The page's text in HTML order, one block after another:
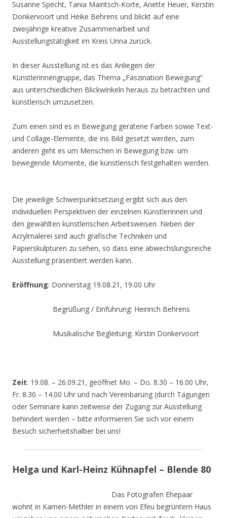
Susanne Specht, Tania Mairitsch-Korte, Anette Heuer, Kerstin
Donkervoort und Heike Behrens und blickt auf eine
zweijährige kreative Zusammenarbeit und
Ausstellungstätigkeit im Kreis Unna zurück.
In dieser Ausstellung ist es das Anliegen der
Künstlerinnengruppe, das Thema „Faszination Bewegung“
aus unterschiedlichen Blickwinkeln heraus zu betrachten und
künstlerisch umzusetzen.
Zum einen sind es in Bewegung geratene Farben sowie Text-
und Collage-Elemente, die ins Bild gesetzt werden, zum
anderen geht es um Menschen in Bewegung bzw. um
bewegende Momente, die künstlerisch festgehalten werden.
Die jeweilige Schwerpunktsetzung ergibt sich aus den
individuellen Perspektiven der einzelnen Künstlerinnen und
den gewählten künstlerischen Arbeitsweisen. Neben der
Acrylmalerei sind auch grafische Techniken und
Papierskulpturen zu sehen, so dass eine abwechslungsreiche
Ausstellung präsentiert werden kann.
Eröffnung: Donnerstag 19.08.21, 19.00 Uhr
Begrüßung / Einführung: Heinrich Behrens
Musikalische Begleitung: Kirstin Donkervoort
Zeit: 19.08. – 26.09.21, geöffnet Mo. – Do. 8.30 – 16.00 Uhr,
Fr. 8.30 – 14.00 Uhr und nach Vereinbarung (durch Tagungen
oder Seminare kann zeitweise der Zugang zur Ausstellung
behindert werden – bitte informieren Sie sich vor einem
Besuch sicherheitshalber bei uns!
Helga und Karl-Heinz Kühnapfel – Blende 80
Das Fotografen Ehepaar
wohnt in Kamen-Methler in einem von Efeu begrüntem Haus